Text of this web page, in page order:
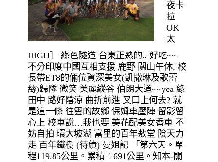
夜卡
拉
OK
太
HIGH］ 綠色隧道 台東正熟的.. 好吃~~
不分印度中國互相支援 鹿野 關山午休, 校
長帶ET8的倆位資深美女(凱撒琳及歌蕾
絲)歸隊 微笑 美麗縱谷 伯朗大道~~yea 綠
田中 路好陰涼 曲折前進 叉口上何去? 就
是這一條 往雲的故鄉 保姆車壓陣 留影留
心上 校車說…我也要 美花配美女香車 不
妨自拍 環大坡湖 富里的百年敖堂 陰天力
走 百年鐵樹 (待績) 曼姐記 「第六天。單
程119.85公里。累積：691公里。知本-關